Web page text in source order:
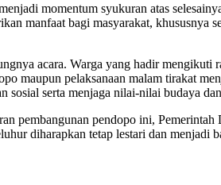
momentum syukuran atas
manfaat bagi masyarakat, khususnya
acara. Warga yang hadir
maupun pelaksanaan malam tirakat
serta menjaga nilai-nilai budaya
pembangunan pendopo ini,
diharapkan tetap lestari dan